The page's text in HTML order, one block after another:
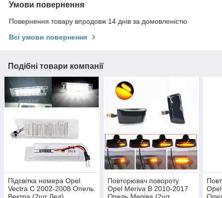
Умови повернення
Повернення товару впродовж 14 днів за домовленістю
Всі умови повернення
Подібні товари компанії
Підсвітка номера Opel
Vectra C 2002-2008 Опель
Повторювач повороту
Opel Meriva B 2010-2017